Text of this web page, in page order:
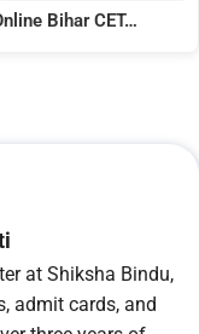
Bihar CET…
at Shiksha Bindu,
admit cards, and